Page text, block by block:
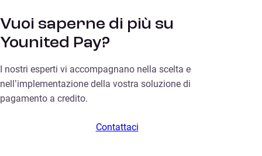
Vuoi saperne di più su
Younited Pay?
I nostri esperti vi accompagnano nella scelta e
nell’implementazione della vostra soluzione di
pagamento a credito.
Contattaci